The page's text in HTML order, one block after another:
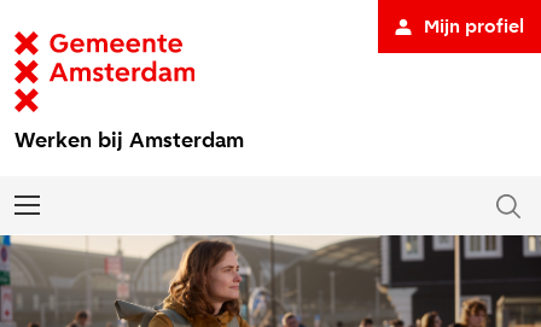
Werken bij Amsterdam
Mijn profiel